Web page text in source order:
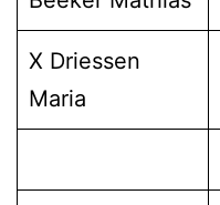
X Driessen
Maria